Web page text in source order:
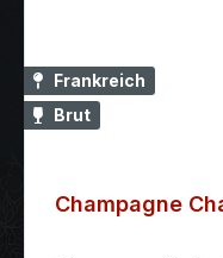
Frankreich
Brut
Champagne